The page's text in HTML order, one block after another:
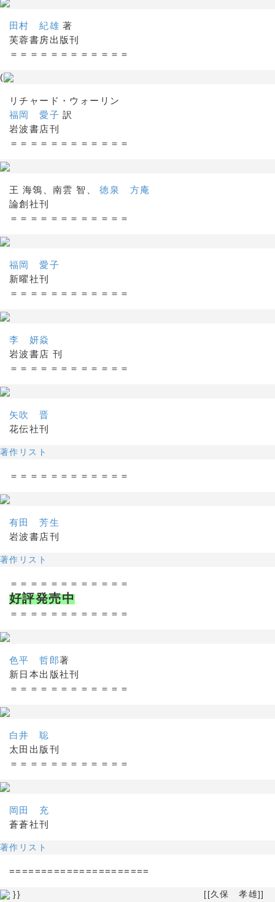
田村 紀雄 著
芙蓉書房出版刊
＝＝＝＝＝＝＝＝＝＝＝＝
(
リチャード・ウォーリン
福岡 愛子 訳
岩波書店刊
＝＝＝＝＝＝＝＝＝＝＝＝
王 海鴒、南雲 智、徳泉 方庵
論創社刊
＝＝＝＝＝＝＝＝＝＝＝＝
福岡 愛子
新曜社刊
＝＝＝＝＝＝＝＝＝＝＝＝
李 妍焱
岩波書店 刊
＝＝＝＝＝＝＝＝＝＝＝＝
矢吹 晋
花伝社刊
著作リスト
＝＝＝＝＝＝＝＝＝＝＝＝
有田 芳生
岩波書店刊
著作リスト
＝＝＝＝＝＝＝＝＝＝＝＝
好評発売中
＝＝＝＝＝＝＝＝＝＝＝＝
色平 哲郎著
新日本出版社刊
＝＝＝＝＝＝＝＝＝＝＝＝
白井 聡
太田出版刊
＝＝＝＝＝＝＝＝＝＝＝＝
岡田 充
蒼蒼社刊
著作リスト
======================
}} [[久保 孝雄]]